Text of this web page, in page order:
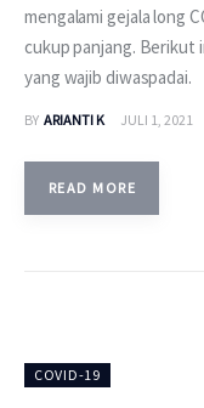
mengalami gejala long
cukup panjang. Berikut
yang wajib diwaspadai.
BY ARIANTI K JULI 1, 2021
READ MORE
COVID-19